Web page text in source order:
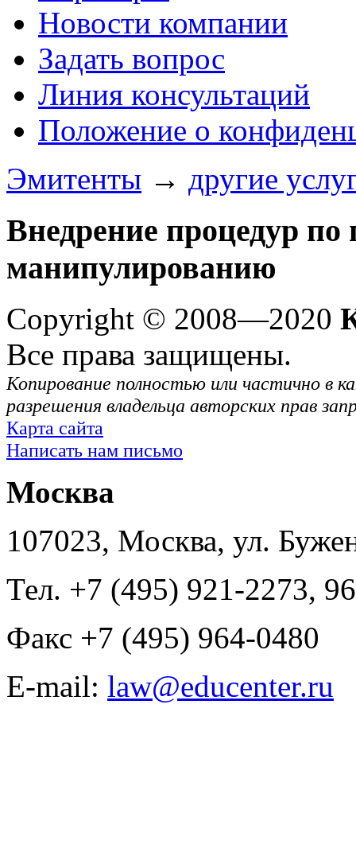
Новости компании
Задать вопрос
Линия консультаций
Положение о
Эмитенты → другие
Внедрение процедур
манипулированию
Copyright © 2008—2020
Все права защищены.
Копирование полностью или частично в
разрешения владельца авторских прав
Карта сайта
Написать нам письмо
Москва
107023, Москва, ул.
Тел. +7 (495) 921-2273,
Факс +7 (495) 964-0480
E-mail: law@educenter.ru